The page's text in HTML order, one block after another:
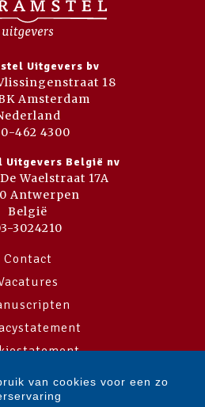
Uitgevers bv
18
Amsterdam
462 4300
Uitgevers België nv
Waelstraat 17A
Antwerpen
België
3024210
Contact
instellingen
van cookies voor een zo